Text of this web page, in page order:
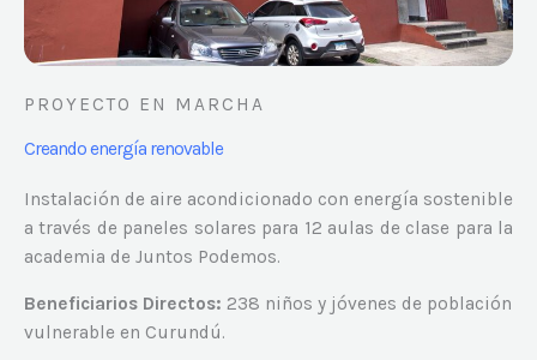
PROYECTO EN MARCHA
Creando energía renovable
Instalación de aire acondicionado con energía sostenible
a través de paneles solares para 12 aulas de clase para la
academia de Juntos Podemos.
Beneficiarios Directos: 238 niños y jóvenes de población
vulnerable en Curundú.